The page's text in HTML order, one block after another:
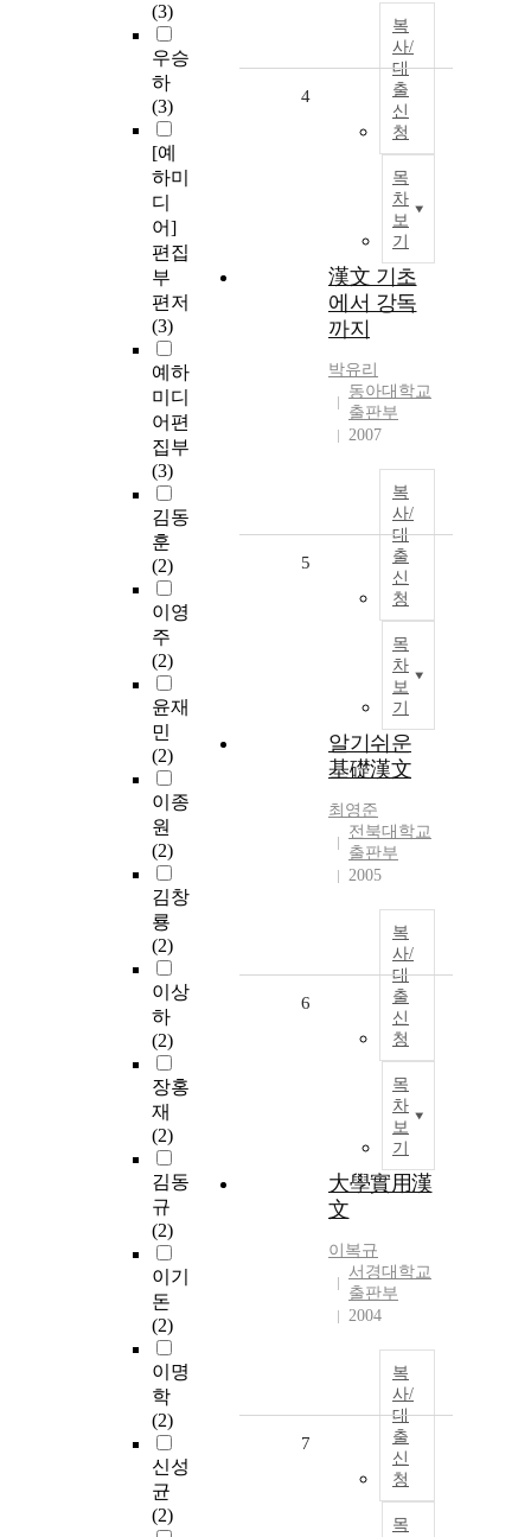
(3)
우승
하
(3)
[예
하미
디
어]
편집
부
편저
(3)
예하
미디
어편
집부
(3)
김동
훈
(2)
이영
주
(2)
윤재
민
(2)
이종
원
(2)
김창
룡
(2)
이상
하
(2)
장홍
재
(2)
김동
규
(2)
이기
돈
(2)
이명
학
(2)
신성
균
(2)
복
사/
대
출
신
청
목
차
보
기
4
漢文 기초
에서 강독
까지
박유리
동아대학교
출판부
2007
복
사/
대
출
신
청
목
차
보
기
5
알기쉬운
基礎漢文
최영준
전북대학교
출판부
2005
복
사/
대
출
신
청
목
차
보
기
6
大學實用漢
文
이복규
서경대학교
출판부
2004
복
사/
대
출
신
청
목
7